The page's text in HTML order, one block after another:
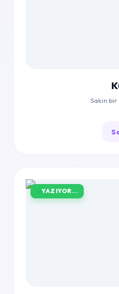
Sakin bir
YAZIYOR...